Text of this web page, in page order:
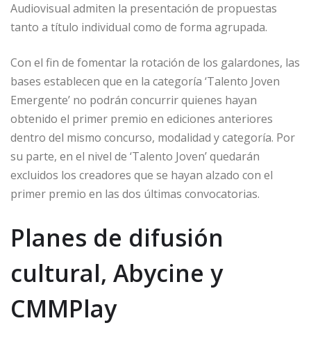
Audiovisual admiten la presentación de propuestas
tanto a título individual como de forma agrupada.
Con el fin de fomentar la rotación de los galardones, las
bases establecen que en la categoría ‘Talento Joven
Emergente’ no podrán concurrir quienes hayan
obtenido el primer premio en ediciones anteriores
dentro del mismo concurso, modalidad y categoría. Por
su parte, en el nivel de ‘Talento Joven’ quedarán
excluidos los creadores que se hayan alzado con el
primer premio en las dos últimas convocatorias.
Planes de difusión
cultural, Abycine y
CMMPlay